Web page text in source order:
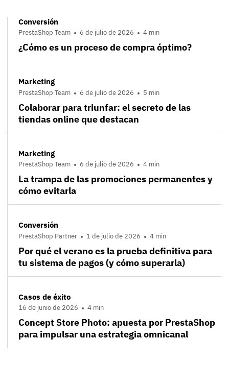
Conversión
PrestaShop Team 6 de julio de 2026 4 min
¿Cómo es un proceso de compra óptimo?
Marketing
PrestaShop Team 6 de julio de 2026 5 min
Colaborar para triunfar: el secreto de las
tiendas online que destacan
Marketing
PrestaShop Team 6 de julio de 2026 4 min
La trampa de las promociones permanentes y
cómo evitarla
Conversión
PrestaShop Partner 1 de julio de 2026 4 min
Por qué el verano es la prueba definitiva para
tu sistema de pagos (y cómo superarla)
Casos de éxito
16 de junio de 2026 4 min
Concept Store Photo: apuesta por PrestaShop
para impulsar una estrategia omnicanal